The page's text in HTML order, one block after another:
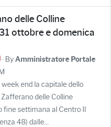
delle Colline
ottobre e domenica
· ByAmministratore Portale
end la capitale dello
delle Colline
fine settimana al Centro Il
48) dalle...